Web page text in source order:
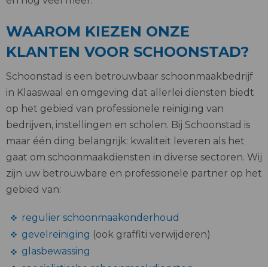
WAAROM KIEZEN ONZE
KLANTEN VOOR SCHOONSTAD?
Schoonstad is een betrouwbaar schoonmaakbedrijf
in Klaaswaal en omgeving dat allerlei diensten biedt
op het gebied van professionele reiniging van
bedrijven, instellingen en scholen. Bij Schoonstad is
maar één ding belangrijk: kwaliteit leveren als het
gaat om schoonmaakdiensten in diverse sectoren. Wij
zijn uw betrouwbare en professionele partner op het
gebied van:
regulier schoonmaakonderhoud
gevelreiniging (ook graffiti verwijderen)
glasbewassing